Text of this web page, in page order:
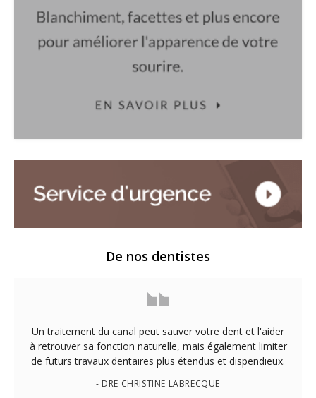
De nos dentistes
Un traitement du canal peut sauver votre dent et l'aider
à retrouver sa fonction naturelle, mais également limiter
de futurs travaux dentaires plus étendus et dispendieux.
- DRE CHRISTINE LABRECQUE